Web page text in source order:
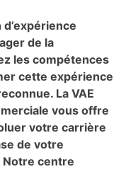
de la
les compétences
cette expérience
La VAE
vous offre
votre carrière
de votre
centre